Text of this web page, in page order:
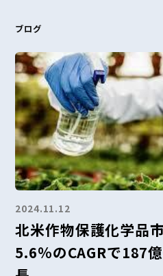
ブログ
2024.11.12
北米作物保護化学品
5.6％のCAGRで187